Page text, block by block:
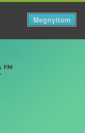
Megnyitom